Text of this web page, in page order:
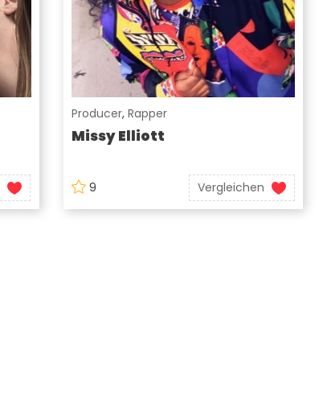
Producer, Rapper
Missy Elliott
9 Vergleichen